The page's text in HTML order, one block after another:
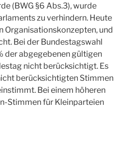
(BWG §6 Abs.3), wurde
zu verhindern. Heute
Organisationskonzepten, und
Bei der Bundestagswahl
der abgegebenen gültigen
nicht berücksichtigt. Es
berücksichtigten Stimmen
Bei einem höheren
Stimmen für Kleinparteien